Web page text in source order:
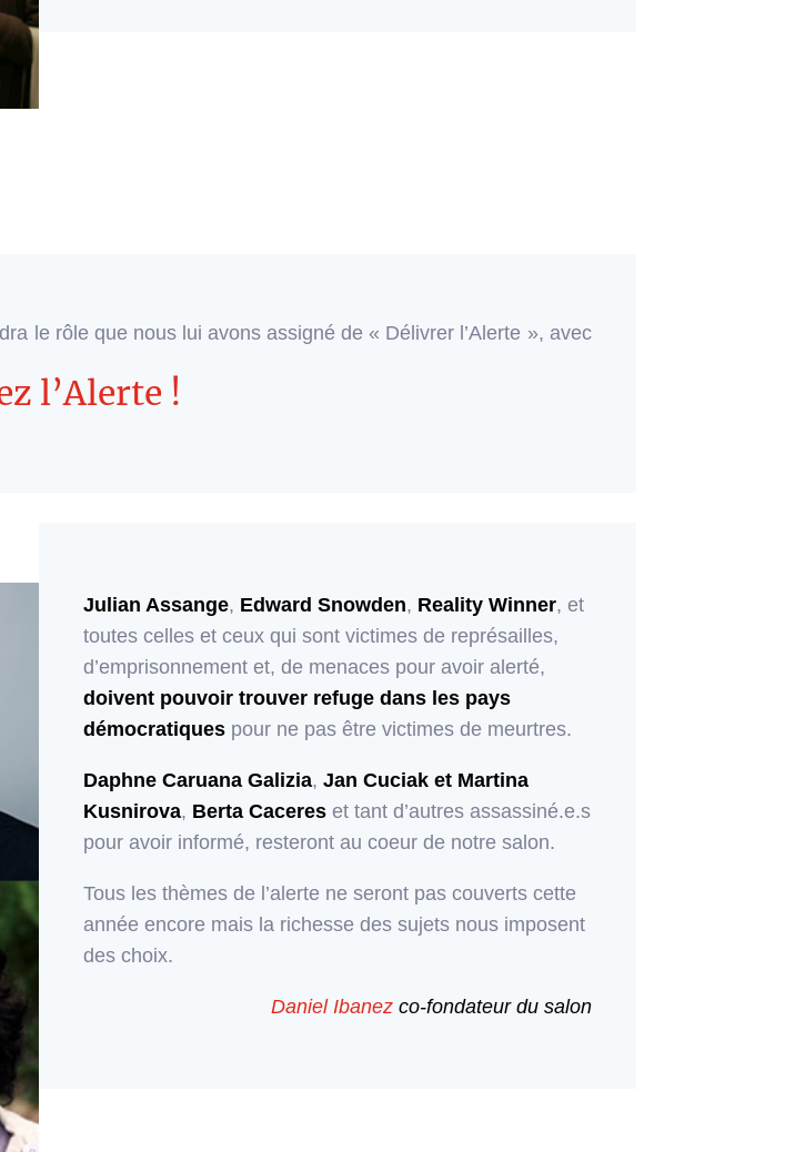
le rôle que nous lui avons assigné de « Délivrer l’Alerte », avec
l’Alerte !
Julian Assange, Edward Snowden, Reality Winner, et
toutes celles et ceux qui sont victimes de représailles,
d’emprisonnement et, de menaces pour avoir alerté,
doivent pouvoir trouver refuge dans les pays
démocratiques pour ne pas être victimes de meurtres.
Daphne Caruana Galizia, Jan Cuciak et Martina
Kusnirova, Berta Caceres et tant d’autres assassiné.e.s
pour avoir informé, resteront au coeur de notre salon.
Tous les thèmes de l’alerte ne seront pas couverts cette
année encore mais la richesse des sujets nous imposent
des choix.
Daniel Ibanez co-fondateur du salon